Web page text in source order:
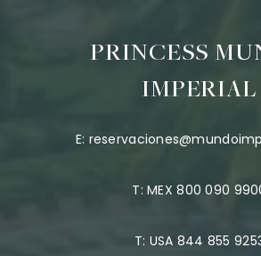
PRINCESS
IMPERIAL
E:
T:MEX 800 090
T: USA 844 855